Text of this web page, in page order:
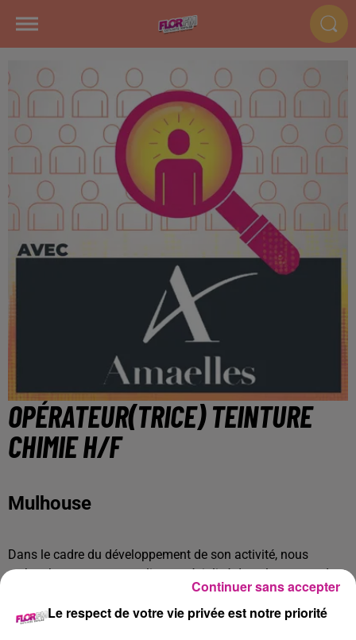
OPÉRATEUR(TRICE) TEINTURE
CHIMIE H/F
Mulhouse
Dans le cadre du développement de son activité, nous
recherchons pour notre client, spécialisé dans le secteur de
la chimie, un opérateur(trice) teinture chimie à MULHOUSE -
68200 en contrat intérimaire de 18 mois. Le/la candidat(e)
Le respect de votre vie privée est notre priorité
Continuer sans accepter